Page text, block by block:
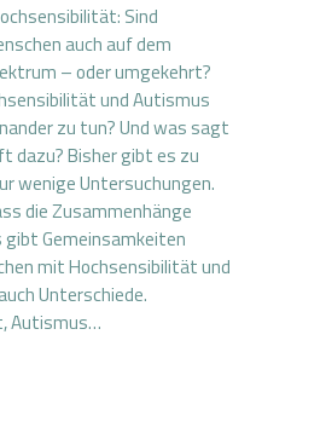
Sind
auch auf dem
– oder umgekehrt?
und Autismus
zu tun? Und was sagt
dazu? Bisher gibt es zu
wenige Untersuchungen.
die Zusammenhänge
gibt Gemeinsamkeiten
mit Hochsensibilität und
Unterschiede.
Autismus…